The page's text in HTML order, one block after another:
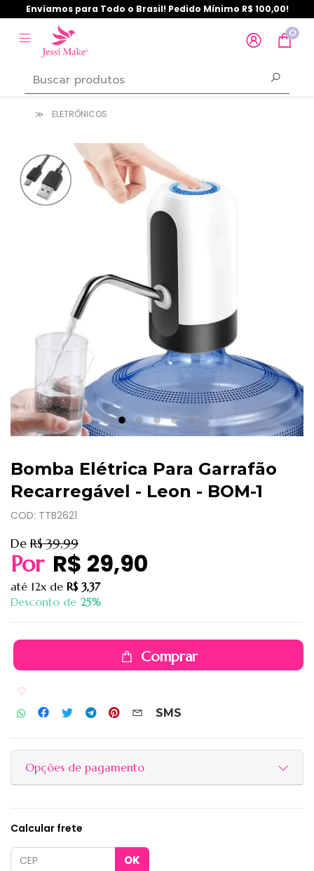
Enviamos para Todo o Brasil! Pedido Mínimo R$ 100,00!
0
ELETRÔNICOS
Bomba Elétrica Para Garrafão
Recarregável - Leon - BOM-1
COD: TTB2621
De R$ 39,99
Por R$ 29,90
até 12x de R$ 3,37
Desconto de 25%
Comprar
SMS
Opções de pagamento
Calcular frete